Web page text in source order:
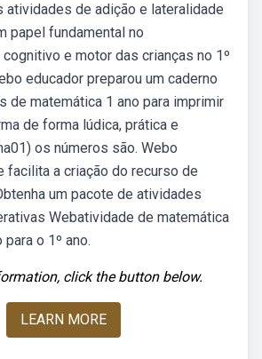
atividades de adição e lateralidade
papel fundamental no
e motor das crianças no 1º
educador preparou um caderno
de matemática 1 ano para imprimir
de forma lúdica, prática e
os números são. Webo
facilita a criação do recurso de
um pacote de atividades
Webatividade de matemática
o 1º ano.
click the button below.
LEARN MORE